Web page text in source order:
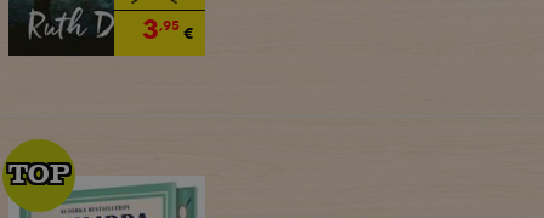
3,95€
TOP
TOP